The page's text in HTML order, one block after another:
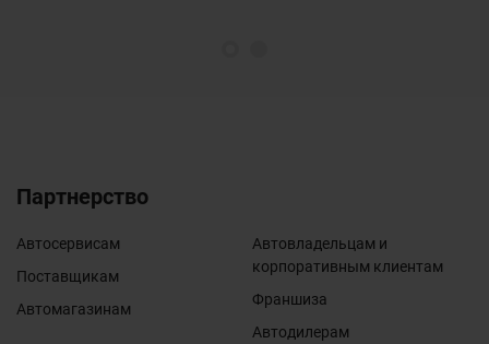
Партнерство
Автосервисам
Поставщикам
Автомагазинам
Автовладельцам и
корпоративным клиентам
Франшиза
Автодилерам